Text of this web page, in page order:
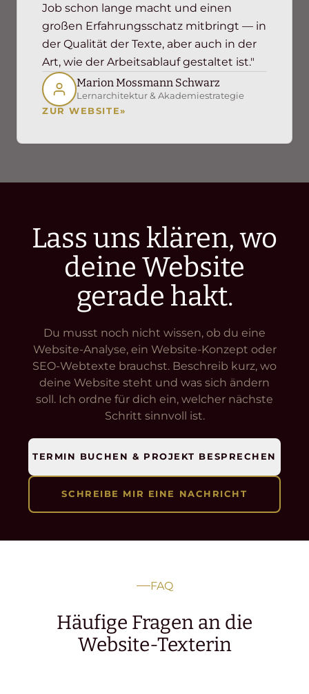
Job schon lange macht und einen
großen Erfahrungsschatz mitbringt — in
der Qualität der Texte, aber auch in der
Art, wie der Arbeitsablauf gestaltet ist."
Marion Mossmann Schwarz
Lernarchitektur & Akademiestrategie
ZUR WEBSITE»
Lass uns klären, wo
deine Website
gerade hakt.
Du musst noch nicht wissen, ob du eine
Website-Analyse, ein Website-Konzept oder
SEO-Webtexte brauchst. Beschreib kurz, wo
deine Website steht und was sich ändern
soll. Ich ordne für dich ein, welcher nächste
Schritt sinnvoll ist.
TERMIN BUCHEN & PROJEKT BESPRECHEN
SCHREIBE MIR EINE NACHRICHT
FAQ
Häufige Fragen an die
Website-Texterin